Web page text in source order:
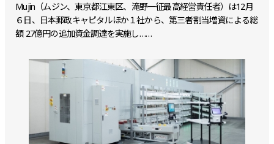
Mujin（ムジン、東京都江東区、滝野一征最高経営責任者）は12月
６日、日本郵政キャピタルほか１社から、第三者割当増資による総
額 27億円の追加資金調達を実施し……